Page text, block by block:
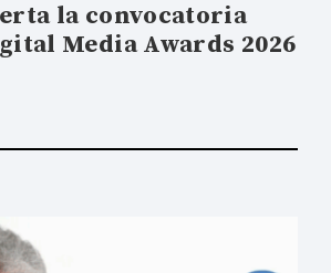
la convocatoria
Media Awards 2026